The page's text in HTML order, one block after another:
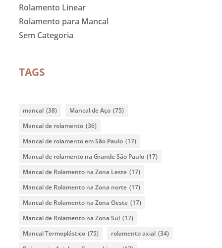
Rolamento Linear
Rolamento para Mancal
Sem Categoria
TAGS
mancal (38) Mancal de Aço (75)
Mancal de rolamento (36)
Mancal de rolamento em São Paulo (17)
Mancal de rolamento na Grande São Paulo (17)
Mancal de Rolamento na Zona Leste (17)
Mancal de Rolamento na Zona norte (17)
Mancal de Rolamento na Zona Oeste (17)
Mancal de Rolamento na Zona Sul (17)
Mancal Termoplástico (75) rolamento axial (34)